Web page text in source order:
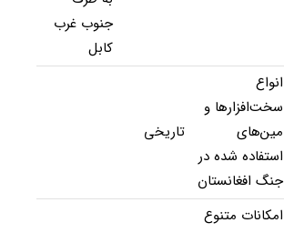
جنوب غرب
کابل
انواع
سخت‌افزارها و
مین‌های
استفاده شده در
جنگ افغانستان
تاریخی
امکانات متنوع